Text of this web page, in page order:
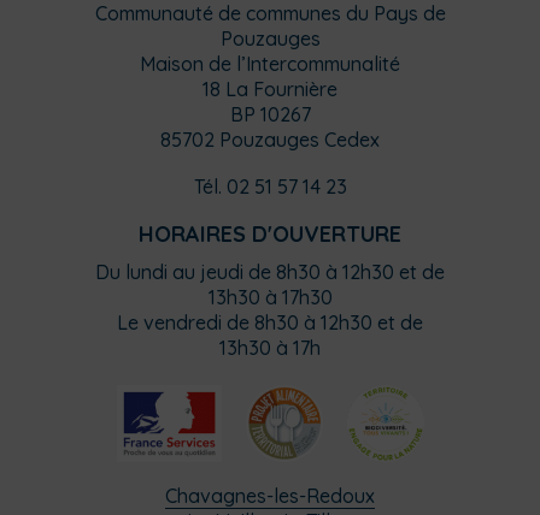
Communauté de communes du Pays de
Pouzauges
Maison de l’Intercommunalité
18 La Fournière
BP 10267
85702 Pouzauges Cedex
Tél. 02 51 57 14 23
HORAIRES D'OUVERTURE
Du lundi au jeudi de 8h30 à 12h30 et de
13h30 à 17h30
Le vendredi de 8h30 à 12h30 et de
13h30 à 17h
Chavagnes-les-Redoux